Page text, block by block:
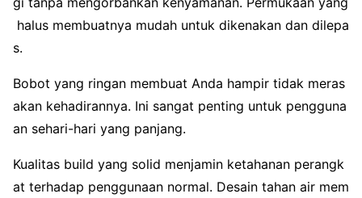
halus membuatnya mudah untuk dikenakan dan dilepa
s.
Bobot yang ringan membuat Anda hampir tidak meras
akan kehadirannya. Ini sangat penting untuk pengguna
an sehari-hari yang panjang.
Kualitas build yang solid menjamin ketahanan perangk
at terhadap penggunaan normal. Desain tahan air mem